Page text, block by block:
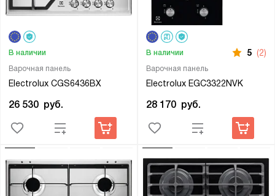
Варочная панель
Electrolux CGS6436BX
В наличии
26 530 руб.
Варочная панель
Electrolux EGC3322NVK
В наличии 5 (2)
28 170 руб.